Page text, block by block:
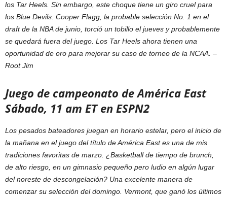
los Tar Heels. Sin embargo, este choque tiene un giro cruel para
los Blue Devils: Cooper Flagg, la probable selección No. 1 en el
draft de la NBA de junio, torció un tobillo el jueves y probablemente
se quedará fuera del juego. Los Tar Heels ahora tienen una
oportunidad de oro para mejorar su caso de torneo de la NCAA. –
Root Jim
Juego de campeonato de América East
Sábado, 11 am ET en ESPN2
Los pesados ​​bateadores juegan en horario estelar, pero el inicio de
la mañana en el juego del título de América East es una de mis
tradiciones favoritas de marzo. ¿Basketball de tiempo de brunch,
de alto riesgo, en un gimnasio pequeño pero ludio en algún lugar
del noreste de descongelación? Una excelente manera de
comenzar su selección del domingo. Vermont, que ganó los últimos